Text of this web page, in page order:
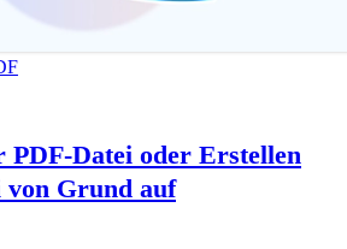
PDF-Datei oder Erstellen
von Grund auf